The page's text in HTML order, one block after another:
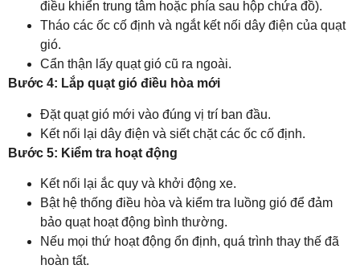
điều khiển trung tâm hoặc phía sau hộp chứa đồ).
Tháo các ốc cố định và ngắt kết nối dây điện của quạt
gió.
Cẩn thận lấy quạt gió cũ ra ngoài.
Bước 4: Lắp quạt gió điều hòa mới
Đặt quạt gió mới vào đúng vị trí ban đầu.
Kết nối lại dây điện và siết chặt các ốc cố định.
Bước 5: Kiểm tra hoạt động
Kết nối lại ắc quy và khởi động xe.
Bật hệ thống điều hòa và kiểm tra luồng gió để đảm
bảo quạt hoạt động bình thường.
Nếu mọi thứ hoạt động ổn định, quá trình thay thế đã
hoàn tất.